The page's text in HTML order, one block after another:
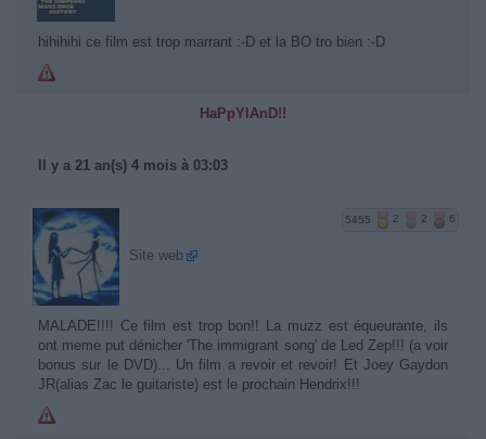
hihihihi ce film est trop marrant :-D et la BO tro bien :-D
HaPpYlAnD!!
Il y a 21 an(s) 4 mois à 03:03
5455 2 2 6
Site web
MALADE!!!! Ce film est trop bon!! La muzz est équeurante, ils
ont meme put dénicher 'The immigrant song' de Led Zep!!! (a voir
bonus sur le DVD)... Un film a revoir et revoir! Et Joey Gaydon
JR(alias Zac le guitariste) est le prochain Hendrix!!!